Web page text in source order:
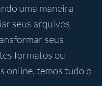
uma maneira
seus arquivos
seus
formatos ou
online, temos tudo o